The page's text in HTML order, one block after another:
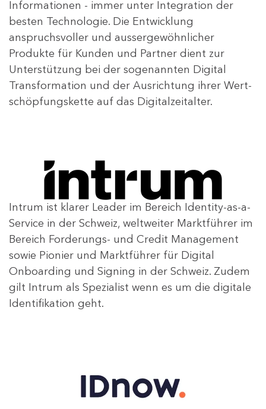
Informationen - immer unter Integration der
besten Technologie. Die Entwicklung
anspruchsvoller und aussergewöhnlicher
Produkte für Kunden und Partner dient zur
Unterstützung bei der sogenannten Digital
Transformation und der Ausrichtung ihrer Wert­
schöpfungs­kette auf das Digitalzeitalter.
Intrum ist klarer Leader im Bereich Identity-as-a-
Service in der Schweiz, weltweiter Marktführer im
Bereich Forderungs- und Credit Management
sowie Pionier und Marktführer für Digital
Onboarding und Signing in der Schweiz. Zudem
gilt Intrum als Spezialist wenn es um die digitale
Identifikation geht.